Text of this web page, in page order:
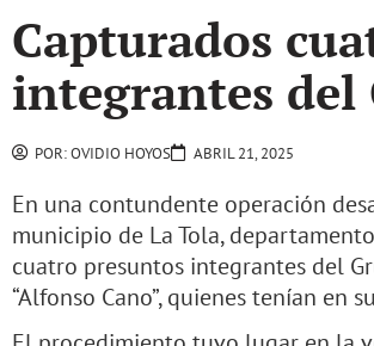
Capturados
integrantes del
POR:OVIDIO HOYOS ABRIL 21, 2025
En una contundente operación
municipio de La Tola,
cuatro presuntos integrantes del
“Alfonso Cano”, quienes tenían en